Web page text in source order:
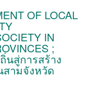
OF LOCAL
IN
;
สู่การสร้าง
ามจังหวัด